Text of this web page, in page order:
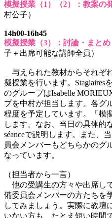
模擬授業（1）（2）：教案の
村公子）
14h00-16h45
模擬授業（3）：討論・まとめ
子＋出席可能な講師全員）
与えられた教材からそれぞ
擬授業を行います。Stagiaires
のグループはIsabelle
プを中村が担当します。各グ
程度を予定しています。「模
します。なお、当日の具体的
séanceで説明します。また、
員会メンバーもどちらかのグ
なっています。
（担当者から一言）
他の受講生の方々や出席し
備委員会メンバーの方たちを
してみましょう。実際に教壇
いない方も、たとえ短い時間